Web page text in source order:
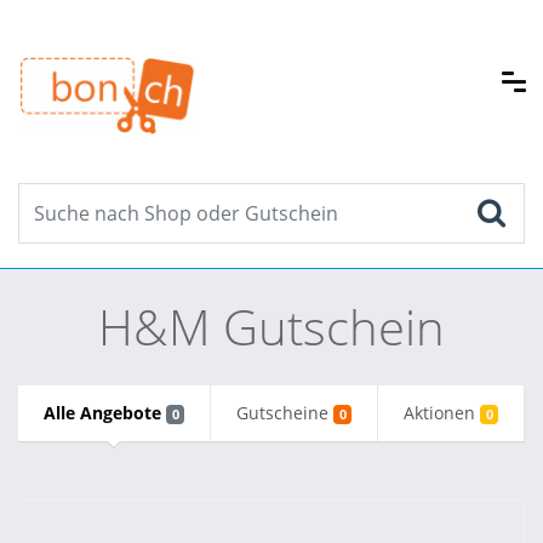
H&M Gutschein
Alle Angebote 0 Gutscheine 0 Aktionen 0